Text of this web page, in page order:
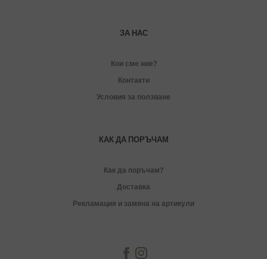
ЗА НАС
Кои сме ние?
Контакти
Условия за ползване
КАК ДА ПОРЪЧАМ
Как да поръчам?
Доставка
Рекламация и замяна на артикули